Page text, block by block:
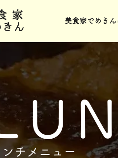
美食家でめきん
ンチメニュー